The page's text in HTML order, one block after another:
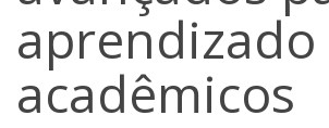
aprendizado
acadêmicos